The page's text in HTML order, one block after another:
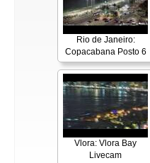
Rio de Janeiro:
Copacabana Posto 6
Vlora: Vlora Bay
Livecam